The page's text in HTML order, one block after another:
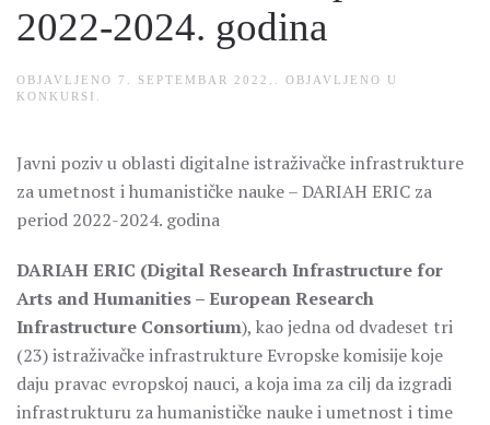
2022-2024. godina
OBJAVLJENO 7. SEPTEMBAR 2022.
. OBJAVLJENO U
KONKURSI
Javni poziv u oblasti digitalne istraživačke infrastrukture
za umetnost i humanističke nauke – DARIAH ERIC za
period 2022-2024. godina
DARIAH ERIC (Digital Research Infrastructure for
Arts and Humanities – European Research
Infrastructure Consortium), kao jedna od dvadeset tri
(23) istraživačke infrastrukture Evropske komisije koje
daju pravac evropskoj nauci, a koja ima za cilj da izgradi
infrastrukturu za humanističke nauke i umetnost i time